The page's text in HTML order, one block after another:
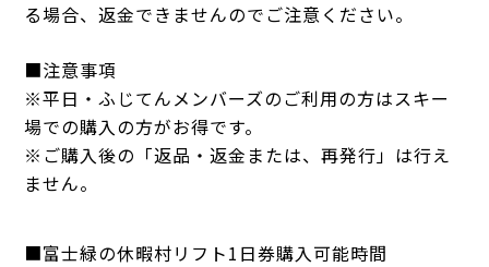
る場合、返金できませんのでご注意ください。
■注意事項
※平日・ふじてんメンバーズのご利用の方はスキー
場での購入の方がお得です。
※ご購入後の「返品・返金または、再発行」は行え
ません。
■富士緑の休暇村リフト1日券購入可能時間